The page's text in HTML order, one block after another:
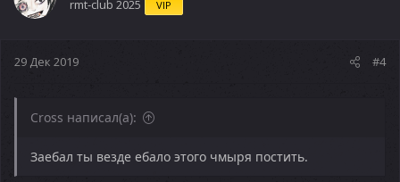
и
rmt-club 2025 VIP
29 Дек 2019 #4
Cross написал(а):
Заебал ты везде ебало этого чмыря постить.